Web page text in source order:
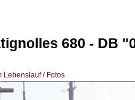
680 - DB
Lebenslauf / Fotos